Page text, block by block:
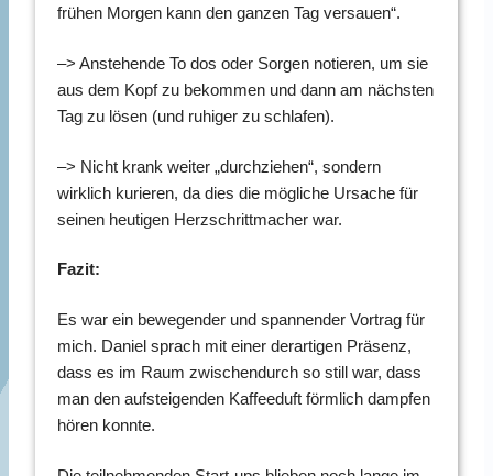
frühen Morgen kann den ganzen Tag versauen“.
–> Anstehende To dos oder Sorgen notieren, um sie
aus dem Kopf zu bekommen und dann am nächsten
Tag zu lösen (und ruhiger zu schlafen).
–> Nicht krank weiter „durchziehen“, sondern
wirklich kurieren, da dies die mögliche Ursache für
seinen heutigen Herzschrittmacher war.
Fazit:
Es war ein bewegender und spannender Vortrag für
mich. Daniel sprach mit einer derartigen Präsenz,
dass es im Raum zwischendurch so still war, dass
man den aufsteigenden Kaffeeduft förmlich dampfen
hören konnte.